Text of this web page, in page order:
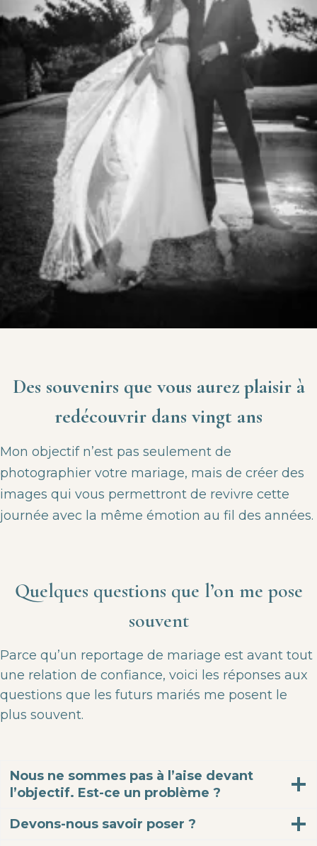
Des souvenirs que vous aurez plaisir à
redécouvrir dans vingt ans
Mon objectif n’est pas seulement de
photographier votre mariage, mais de créer des
images qui vous permettront de revivre cette
journée avec la même émotion au fil des années.
Quelques questions que l’on me pose
souvent
Parce qu’un reportage de mariage est avant tout
une relation de confiance, voici les réponses aux
questions que les futurs mariés me posent le
plus souvent.
Nous ne sommes pas à l’aise devant
l’objectif. Est-ce un problème ?
Devons-nous savoir poser ?